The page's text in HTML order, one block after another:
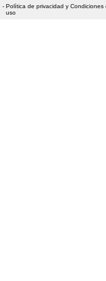
- Política de privacidad y Condiciones
uso